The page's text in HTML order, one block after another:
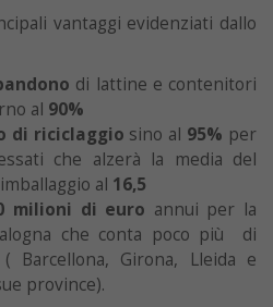
vantaggi evidenziati dallo
di lattine e contenitori
al 90%
di riciclaggio sino al 95% per
che alzerà la media del
al 16,5
milioni di euro annui per la
che conta poco più di
Barcellona, Girona, Lleida e
province).